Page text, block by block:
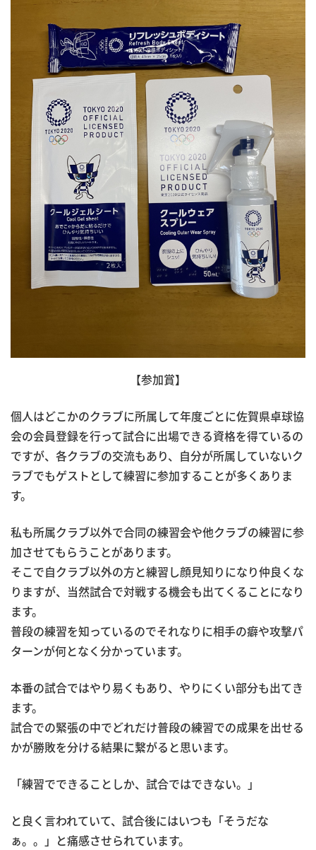
【参加賞】
個人はどこかのクラブに所属して年度ごとに佐賀県卓球協
会の会員登録を行って試合に出場できる資格を得ているの
ですが、各クラブの交流もあり、自分が所属していないク
ラブでもゲストとして練習に参加することが多くありま
す。
私も所属クラブ以外で合同の練習会や他クラブの練習に参
加させてもらうことがあります。
そこで自クラブ以外の方と練習し顔見知りになり仲良くな
りますが、当然試合で対戦する機会も出てくることになり
ます。
普段の練習を知っているのでそれなりに相手の癖や攻撃パ
ターンが何となく分かっています。
本番の試合ではやり易くもあり、やりにくい部分も出てき
ます。
試合での緊張の中でどれだけ普段の練習での成果を出せる
かが勝敗を分ける結果に繋がると思います。
「練習でできることしか、試合ではできない。」
と良く言われていて、試合後にはいつも「そうだな
ぁ。。」と痛感させられています。